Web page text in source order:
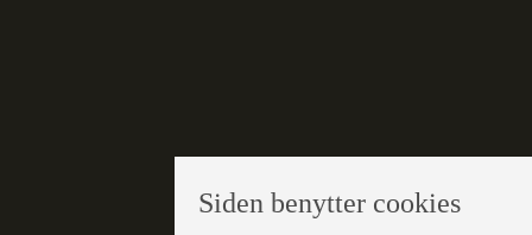
Siden benytter cookies